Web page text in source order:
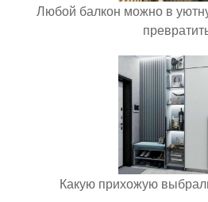
Любой балкон можно в
Какую прихожую